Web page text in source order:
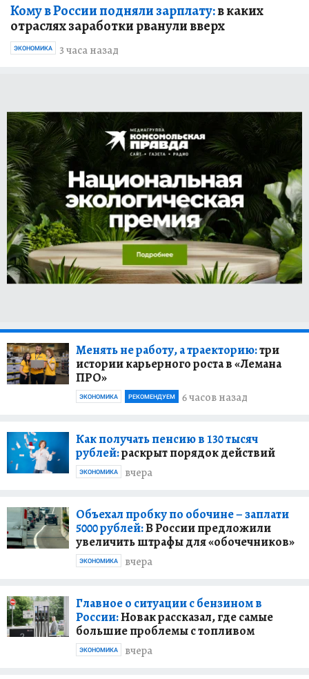
Кому в России подняли зарплату:в каких
отраслях заработки рванули вверх
3 часа назад
ЭКОНОМИКА
Менять не работу, а траекторию:три
истории карьерного роста в «Лемана
ПРО»
6 часов назад
ЭКОНОМИКА РЕКОМЕНДУЕМ
Как получать пенсию в 130 тысяч
рублей:раскрыт порядок действий
вчера
ЭКОНОМИКА
Объехал пробку по обочине – заплати
5000 рублей:В России предложили
увеличить штрафы для «обочечников»
вчера
ЭКОНОМИКА
Главное о ситуации с бензином в
России:Новак рассказал, где самые
большие проблемы с топливом
вчера
ЭКОНОМИКА